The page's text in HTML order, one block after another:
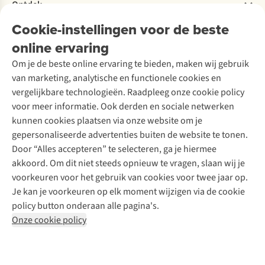
Cookie-instellingen voor de beste
online ervaring
Om je de beste online ervaring te bieden, maken wij gebruik
van marketing, analytische en functionele cookies en
vergelijkbare technologieën. Raadpleeg onze cookie policy
voor meer informatie. Ook derden en sociale netwerken
kunnen cookies plaatsen via onze website om je
gepersonaliseerde advertenties buiten de website te tonen.
Door “Alles accepteren” te selecteren, ga je hiermee
akkoord. Om dit niet steeds opnieuw te vragen, slaan wij je
voorkeuren voor het gebruik van cookies voor twee jaar op.
Je kan je voorkeuren op elk moment wijzigen via de cookie
policy button onderaan alle pagina's.
Onze cookie policy
Garantie
Contact
Over Ayacucho
Onze winkels
Over A.S.Adventure
Toegankelijkheidsverklaring
Ski-onderhoud
Wasservice
Schoenonderhoud
Schoenherstelling
Kledingherstelling
Retouches
Voor bedrijven
Ontdek
A.S.Magazine
Podcast
Explore Academy
Explore Camp
Gear Check
Inspiratie & advies
Meld je aan voor de nieuwsbrief
Follow us
Disclaimer Privacy Policy
Algemene voorwaarden
Cookie Policy